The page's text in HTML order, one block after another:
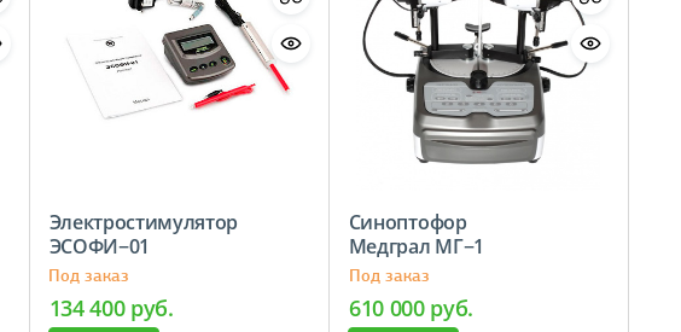
Электростимулятор
ЭСОФИ−01
Под заказ
134 400 руб.
Синоптофор
Медграл МГ−1
Под заказ
610 000 руб.